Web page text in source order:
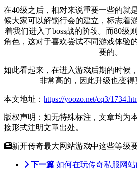
在40级之后，相对来说重要一些的就
候大家可以解锁行会的建立，标志着
着我们进入了boss战的阶段。而80级
角色，这对于喜欢尝试不同游戏体验
要的。
如此看起来，在进入游戏后期的时候
非常高的，因此升级也变得
本文地址： https://yoozo.net/cq3/
版权声明：如无特殊标注，文章均为
接形式注明文章出处。
新开传奇最大网站游戏中这些等级
下一篇 如何在玩传奇私服网